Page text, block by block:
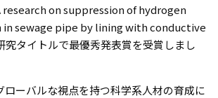
research on suppression of hydrogen
sewage pipe by lining with conductive
究タイトルで最優秀発表賞を受賞しまし
ーバルな視点を持つ科学系人材の育成に